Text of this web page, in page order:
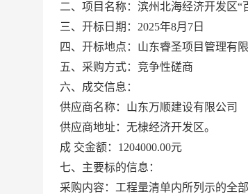
二、 项目名称： 滨州北海经济开发区“
三、开标日期： 2025年8月7日
四、开标地点： 山东睿圣项目管理有
五、采购方式： 竞争性磋商
六、成交信息 ：
供应商名称： 山东万顺建设有限公司
供应商地址：无棣经济开发区。
成 交金额： 1204000.00元
七、主要标的信息 ：
采购内容： 工程量清单内所列示的全部